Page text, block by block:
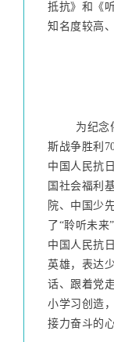
抵抗》和《
知名度较高
斯战争胜利
中国人民抗
国社会福利
院、中国少
了“聆听未
中国人民抗
英雄，表达
话、跟着党
小学习创造
接力奋斗的心